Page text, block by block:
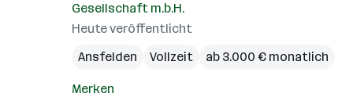
Gesellschaft m.b.H.
Heute veröffentlicht
Ansfelden
Vollzeit ab 3.000 € monatlich
Merken